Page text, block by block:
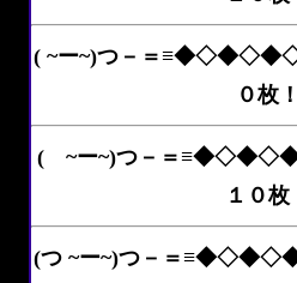
( ~ー~)つ－＝
０枚！
( ~ー~)つ－＝
１０枚
(つ ~ー~)つ－＝